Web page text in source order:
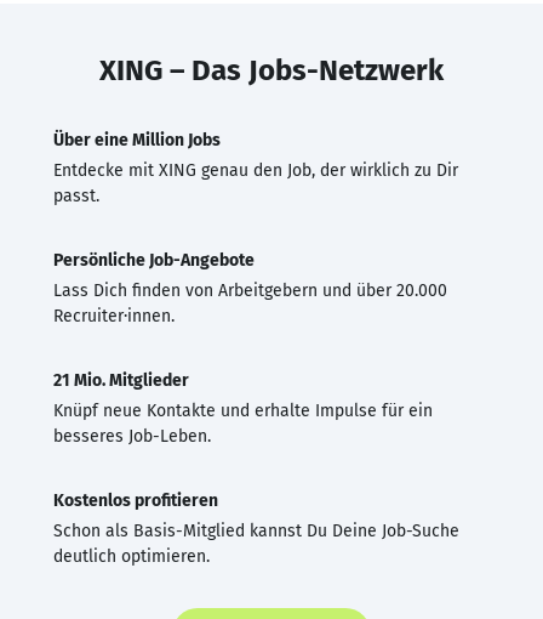
XING – Das Jobs-Netzwerk
Über eine Million Jobs
Entdecke mit XING genau den Job, der wirklich zu Dir
passt.
Persönliche Job-Angebote
Lass Dich finden von Arbeitgebern und über 20.000
Recruiter·innen.
21 Mio. Mitglieder
Knüpf neue Kontakte und erhalte Impulse für ein
besseres Job-Leben.
Kostenlos profitieren
Schon als Basis-Mitglied kannst Du Deine Job-Suche
deutlich optimieren.